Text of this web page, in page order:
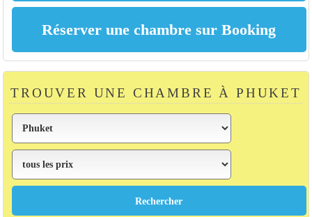
TROUVER UNE CHAMBRE À PHUKET